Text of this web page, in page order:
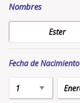
Nombres
Fecha de Nacimiento